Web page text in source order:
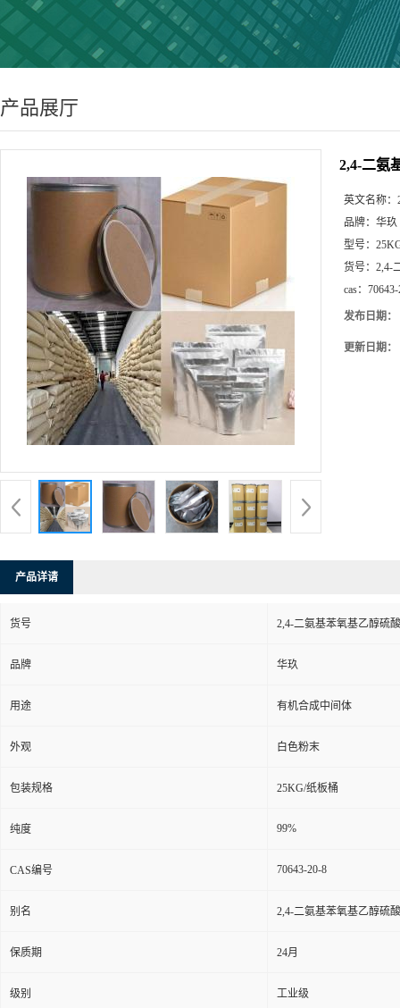
产品展厅
2,4-二氨
英文名称：
品牌： 华玖
型号：
货号： 2,4-
cas：
发布日期：
更新日期：
产品详请
货号 2,4-二氨基苯氧基乙醇硫
品牌 华玖
用途 有机合成中间体
外观 白色粉末
包装规格 25KG/纸板桶
纯度 99%
CAS编号 70643-20-8
别名 2,4-二氨基苯氧基乙醇硫
保质期 24月
级别 工业级